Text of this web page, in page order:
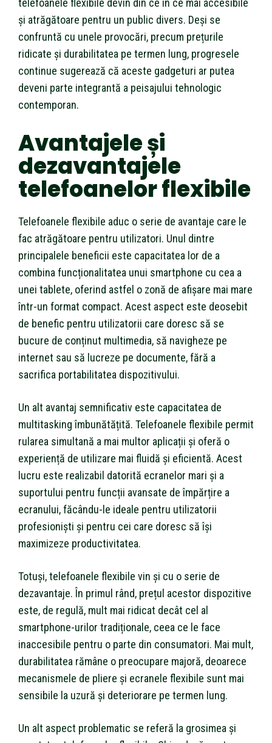
telefoanele flexibile devin din ce în ce mai accesibile
și atrăgătoare pentru un public divers. Deși se
confruntă cu unele provocări, precum prețurile
ridicate și durabilitatea pe termen lung, progresele
continue sugerează că aceste gadgeturi ar putea
deveni parte integrantă a peisajului tehnologic
contemporan.
Avantajele și
dezavantajele
telefoanelor flexibile
Telefoanele flexibile aduc o serie de avantaje care le
fac atrăgătoare pentru utilizatori. Unul dintre
principalele beneficii este capacitatea lor de a
combina funcționalitatea unui smartphone cu cea a
unei tablete, oferind astfel o zonă de afișare mai mare
într-un format compact. Acest aspect este deosebit
de benefic pentru utilizatorii care doresc să se
bucure de conținut multimedia, să navigheze pe
internet sau să lucreze pe documente, fără a
sacrifica portabilitatea dispozitivului.
Un alt avantaj semnificativ este capacitatea de
multitasking îmbunătățită. Telefoanele flexibile permit
rularea simultană a mai multor aplicații și oferă o
experiență de utilizare mai fluidă și eficientă. Acest
lucru este realizabil datorită ecranelor mari și a
suportului pentru funcții avansate de împărțire a
ecranului, făcându-le ideale pentru utilizatorii
profesioniști și pentru cei care doresc să își
maximizeze productivitatea.
Totuși, telefoanele flexibile vin și cu o serie de
dezavantaje. În primul rând, prețul acestor dispozitive
este, de regulă, mult mai ridicat decât cel al
smartphone-urilor tradiționale, ceea ce le face
inaccesibile pentru o parte din consumatori. Mai mult,
durabilitatea rămâne o preocupare majoră, deoarece
mecanismele de pliere și ecranele flexibile sunt mai
sensibile la uzură și deteriorare pe termen lung.
Un alt aspect problematic se referă la grosimea și